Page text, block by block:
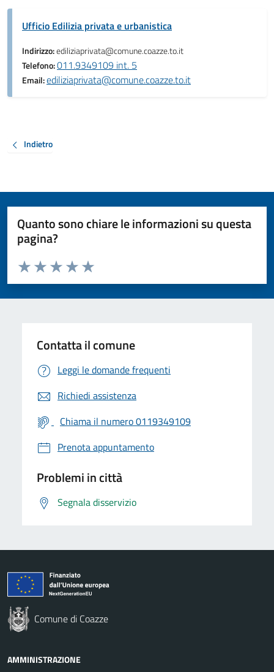
Ufficio Edilizia privata e urbanistica
Indirizzo:ediliziaprivata@comune.coazze.to.it
Telefono:011.9349109 int. 5
Email:ediliziaprivata@comune.coazze.to.it
Indietro
Quanto sono chiare le informazioni su questa
pagina?
Valuta da 1 a 5 stelle la pagina
Valuta 5 stelle su 5
Valuta 4 stelle su 5
Valuta 3 stelle su 5
Valuta 2 stelle su 5
Valuta 1 stelle su 5
Contatta il comune
Leggi le domande frequenti
Richiedi assistenza
Chiama il numero 0119349109
Prenota appuntamento
Problemi in città
Segnala disservizio
Comune di Coazze
AMMINISTRAZIONE